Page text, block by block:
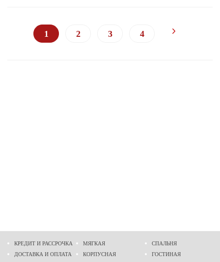
1 2 3 4
КРЕДИТ И РАССРОЧКА
ДОСТАВКА И ОПЛАТА
МЯГКАЯ
КОРПУСНАЯ
СПАЛЬНЯ
ГОСТИНАЯ